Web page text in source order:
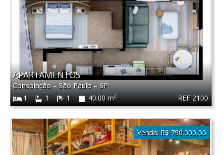
REF 2100
APARTAMENTOS
Consolação–São Paulo–SP
1
1 1 40.00 m²
Venda: R$ 790.000,00